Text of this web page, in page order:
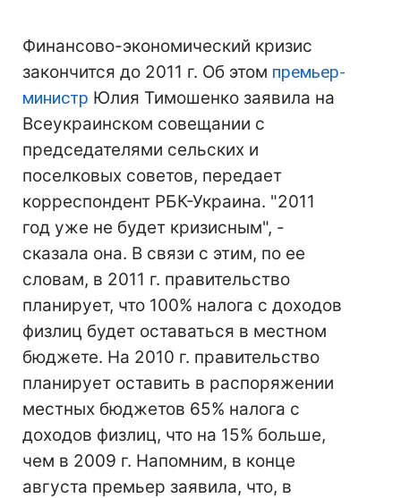
Финансово-экономический кризис
закончится до 2011 г. Об этом премьер-
министр Юлия Тимошенко заявила на
Всеукраинском совещании с
председателями сельских и
поселковых советов, передает
корреспондент РБК-Украина. "2011
год уже не будет кризисным", -
сказала она. В связи с этим, по ее
словам, в 2011 г. правительство
планирует, что 100% налога с доходов
физлиц будет оставаться в местном
бюджете. На 2010 г. правительство
планирует оставить в распоряжении
местных бюджетов 65% налога с
доходов физлиц, что на 15% больше,
чем в 2009 г. Напомним, в конце
августа премьер заявила, что, в